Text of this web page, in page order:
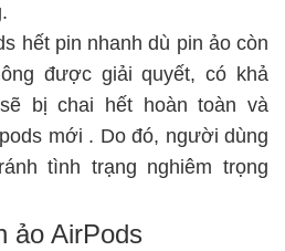
hết pin nhanh dù pin ảo còn
được giải quyết, có khả
bị chai hết hoàn toàn và
mới . Do đó, người dùng
tình trạng nghiêm trọng
ảo AirPods